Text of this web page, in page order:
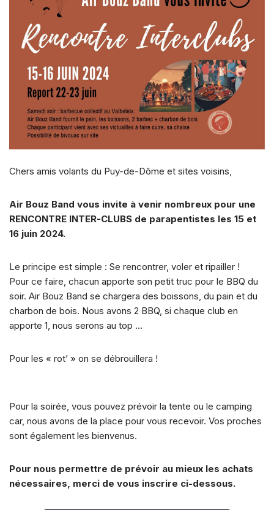
Chers amis volants du Puy-de-Dôme et sites voisins,
Air Bouz Band vous invite à venir nombreux pour une
RENCONTRE INTER-CLUBS de parapentistes les 15 et
16 juin 2024.
Le principe est simple : Se rencontrer, voler et ripailler !
Pour ce faire, chacun apporte son petit truc pour le BBQ du
soir. Air Bouz Band se chargera des boissons, du pain et du
charbon de bois. Nous avons 2 BBQ, si chaque club en
apporte 1, nous serons au top …
Pour les « rot’ » on se débrouillera !
Pour la soirée, vous pouvez prévoir la tente ou le camping
car, nous avons de la place pour vous recevoir. Vos proches
sont également les bienvenus.
Pour nous permettre de prévoir au mieux les achats
nécessaires, merci de vous inscrire ci-dessous.